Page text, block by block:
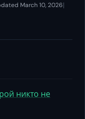
March 10, 2026|
никто не